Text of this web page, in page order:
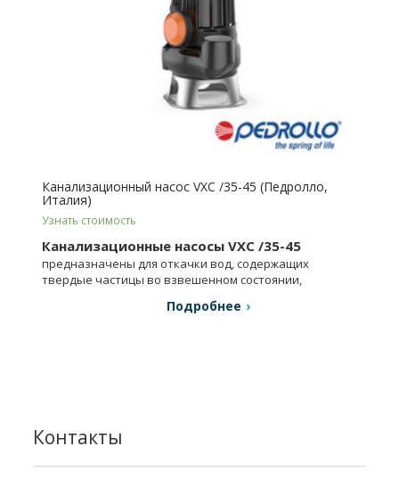
Канализационный насос VXC /35-45 (Педролло,
Италия)
Узнать стоимость
Канализационные насосы VXC /35-45
предназначены для откачки вод, содержащих
твердые частицы во взвешенном состоянии,
Подробнее
Контакты